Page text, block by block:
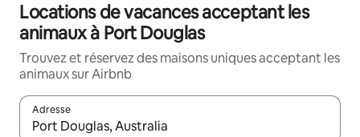
Locations de vacances acceptant les
animaux à Port Douglas
Trouvez et réservez des maisons uniques acceptant les
animaux sur Airbnb
Adresse
Lorsque les résultats s'affichent, utilisez les flèches vers le